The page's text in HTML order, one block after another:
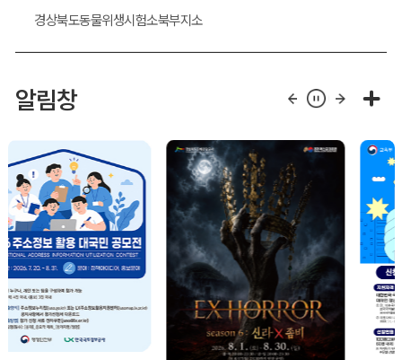
경상북도동물위생시험소북부지소
알림창